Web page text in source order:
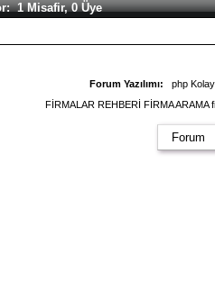
1 Misafir, 0 Üye
Forum Yazılımı:
php
FİRMALAR REHBERİ FİRMA
Forum